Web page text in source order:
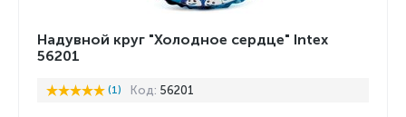
Надувной круг "Холодное сердце" Intex
56201
(1) Код: 56201